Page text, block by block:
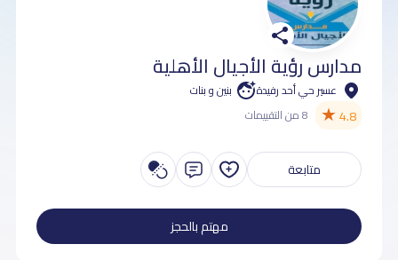
مدارس رؤية الأجيال الأهلية
عسير حي أحد رفيدة بنين و بنات
4.8
★ 8 من التقييمات
متابعة
مهتم بالحجز